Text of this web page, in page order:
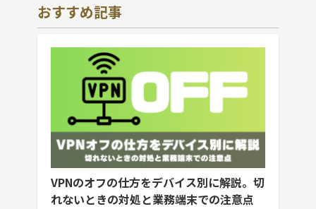
おすすめ記事
VPNのオフの仕方をデバイス別に解説。切
れないときの対処と業務端末での注意点